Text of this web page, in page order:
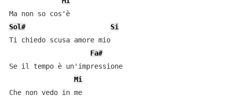
Ma non so cos'è
Sol#
Si
Ti chiedo scusa amore mio
Fa#
Se il tempo è un'impressione
Mi
Che non vedo in me